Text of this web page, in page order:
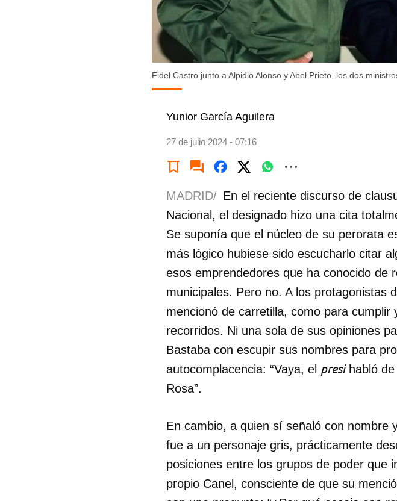
Fidel Castro junto a Alpidio Alonso y Abel Prieto, los dos
Yunior García Aguilera
27 de julio 2024 - 07:16
MADRID/ En el reciente discurso de
Nacional, el designado hizo una cita
Se suponía que el núcleo de su perorata
más lógico hubiese sido escucharlo citar
esos emprendedores que ha conocido de
municipales. Pero no. A los protagonistas
mencionó de carretilla, como para
recorridos. Ni una sola de sus opiniones
Bastaba con escupir sus nombres para
autocomplacencia: “Vaya, el presihabló de
Rosa”.
En cambio, a quien sí señaló con nombre
fue a un personaje gris, prácticamente
posiciones entre los grupos de poder que
propio Canel, consciente de que su